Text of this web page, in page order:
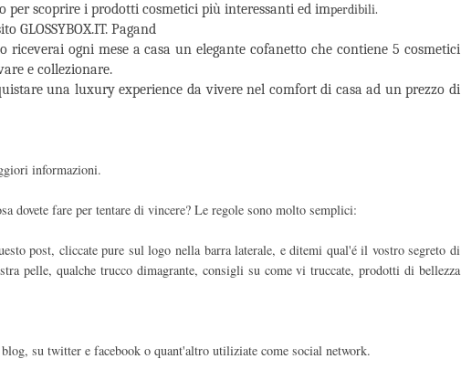
per scoprire i prodotti cosmetici più interessanti ed imperdibili.
GLOSSYBOX.IT. Pagand
riceverai ogni mese a casa un elegante cofanetto che contiene 5 cosmetici
e collezionare.
una luxury experience da vivere nel comfort di casa ad un prezzo di
informazioni.
dovete fare per tentare di vincere? Le regole sono molto semplici:
post, cliccate pure sul logo nella barra laterale, e ditemi qual'é il vostro segreto di
pelle, qualche trucco dimagrante, consigli su come vi truccate, prodotti di bellezza
su twitter e facebook o quant'altro utiliziate come social network.